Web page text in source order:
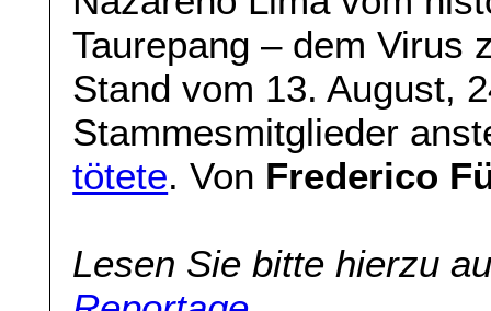
Taurepang – dem Virus
Stand vom 13. August,
Stammesmitglieder
tötete. Von Frederico
Lesen Sie bitte hierzu